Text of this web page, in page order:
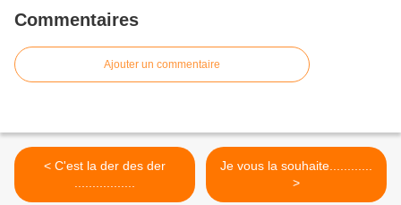
Commentaires
Ajouter un commentaire
< C'est la der des der
Je vous la souhaite............
>